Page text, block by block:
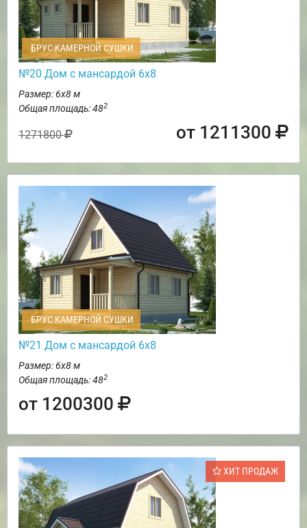
БРУС КАМЕРНОЙ СУШКИ
№20 Дом с мансардой 6х8
Размер: 6х8 м
Общая площадь: 482
1271800 от 1211300
БРУС КАМЕРНОЙ СУШКИ
№21 Дом с мансардой 6х8
Размер: 6х8 м
Общая площадь: 482
от 1200300
ХИТ ПРОДАЖ